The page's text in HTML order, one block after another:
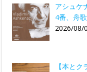
アシュケ
4番、舟
2026/08/
【本と